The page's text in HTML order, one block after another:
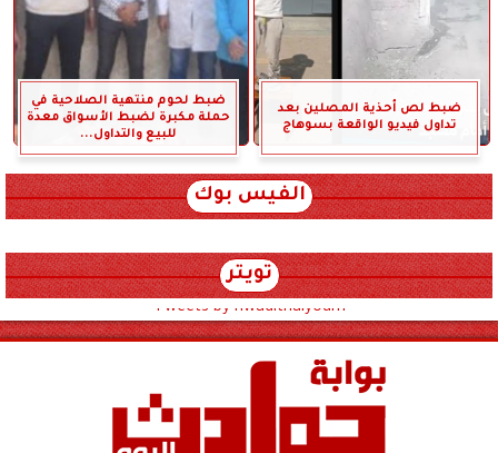
ضبط لص أحذية المصلين بعد
تداول فيديو الواقعة بسوهاج
ضبط لحوم منتهية الصلاحية في
حملة مكبرة لضبط الأسواق معدة
للبيع والتداول...
الفيس بوك
تويتر
Tweets by hwadithalyoum